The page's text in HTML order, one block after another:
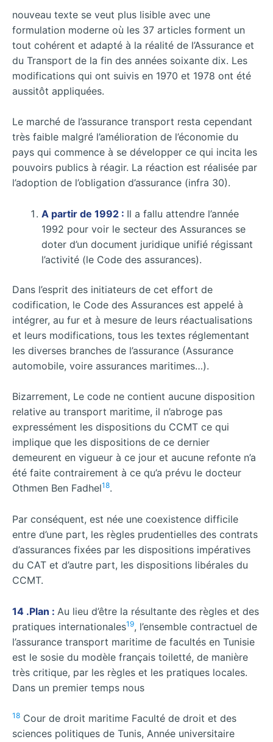
nouveau texte se veut plus lisible avec une
formulation moderne où les 37 articles forment un
tout cohérent et adapté à la réalité de l’Assurance et
du Transport de la fin des années soixante dix. Les
modifications qui ont suivis en 1970 et 1978 ont été
aussitôt appliquées.
Le marché de l’assurance transport resta cependant
très faible malgré l’amélioration de l’économie du
pays qui commence à se développer ce qui incita les
pouvoirs publics à réagir. La réaction est réalisée par
l’adoption de l’obligation d’assurance (infra 30).
A partir de 1992 : Il a fallu attendre l’année
1992 pour voir le secteur des Assurances se
doter d’un document juridique unifié régissant
l’activité (le Code des assurances).
Dans l’esprit des initiateurs de cet effort de
codification, le Code des Assurances est appelé à
intégrer, au fur et à mesure de leurs réactualisations
et leurs modifications, tous les textes réglementant
les diverses branches de l’assurance (Assurance
automobile, voire assurances maritimes…).
Bizarrement, Le code ne contient aucune disposition
relative au transport maritime, il n’abroge pas
expressément les dispositions du CCMT ce qui
implique que les dispositions de ce dernier
demeurent en vigueur à ce jour et aucune refonte n’a
été faite contrairement à ce qu’a prévu le docteur
Othmen Ben Fadhel18.
Par conséquent, est née une coexistence difficile
entre d’une part, les règles prudentielles des contrats
d’assurances fixées par les dispositions impératives
du CAT et d’autre part, les dispositions libérales du
CCMT.
14 .Plan : Au lieu d’être la résultante des règles et des
pratiques internationales19, l’ensemble contractuel de
l’assurance transport maritime de facultés en Tunisie
est le sosie du modèle français toiletté, de manière
très critique, par les règles et les pratiques locales.
Dans un premier temps nous
18 Cour de droit maritime Faculté de droit et des
sciences politiques de Tunis, Année universitaire